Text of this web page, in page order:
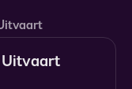
Uitvaart